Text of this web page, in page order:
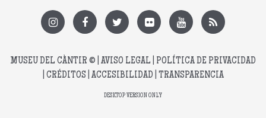
MUSEU DEL CÀNTIR © | AVISO LEGAL
POLÍTICA DE PRIVACIDAD
CRÉDITOS ACCESIBILIDAD TRANSPARENCIA
DESKTOP VERSION ONLY